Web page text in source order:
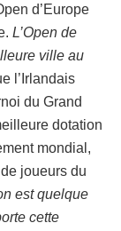
d’Europe
L’Open de
ville au
l’Irlandais
du Grand
dotation
mondial,
joueurs du
est quelque
cette